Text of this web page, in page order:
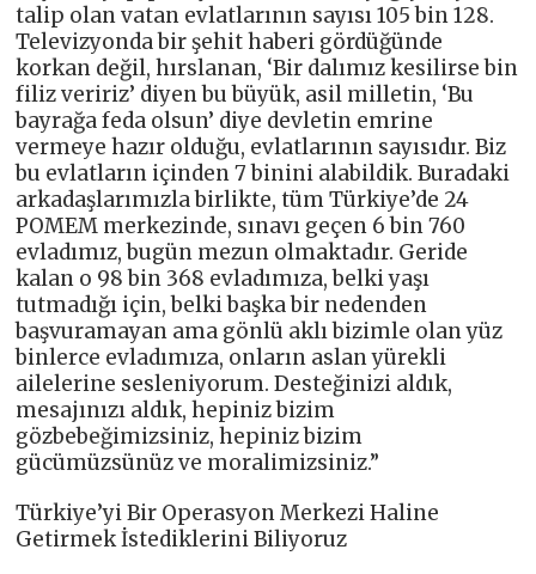
talip olan vatan evlatlarının sayısı 105 bin 128.
Televizyonda bir şehit haberi gördüğünde
korkan değil, hırslanan, ‘Bir dalımız kesilirse bin
filiz veririz’ diyen bu büyük, asil milletin, ‘Bu
bayrağa feda olsun’ diye devletin emrine
vermeye hazır olduğu, evlatlarının sayısıdır. Biz
bu evlatların içinden 7 binini alabildik. Buradaki
arkadaşlarımızla birlikte, tüm Türkiye’de 24
POMEM merkezinde, sınavı geçen 6 bin 760
evladımız, bugün mezun olmaktadır. Geride
kalan o 98 bin 368 evladımıza, belki yaşı
tutmadığı için, belki başka bir nedenden
başvuramayan ama gönlü aklı bizimle olan yüz
binlerce evladımıza, onların aslan yürekli
ailelerine sesleniyorum. Desteğinizi aldık,
mesajınızı aldık, hepiniz bizim
gözbebeğimizsiniz, hepiniz bizim
gücümüzsünüz ve moralimizsiniz.”
Türkiye’yi Bir Operasyon Merkezi Haline
Getirmek İstediklerini Biliyoruz